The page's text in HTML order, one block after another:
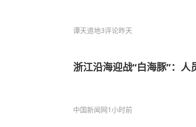
谭天道地3评论昨天
浙江沿海迎战“白海豚”：人
中国新闻网1小时前